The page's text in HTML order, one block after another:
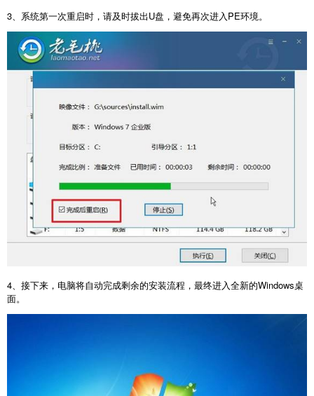
3、系统第一次重启时，请及时拔出U盘，避免再次进入PE环境。
4、接下来，电脑将自动完成剩余的安装流程，最终进入全新的Windows桌
面。